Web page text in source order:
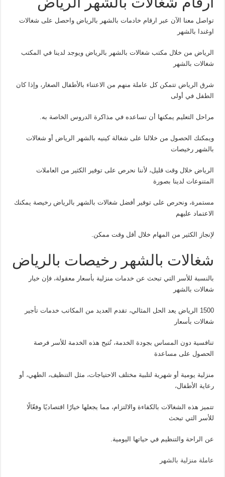
تواصل معنا الآن عبر ارقام خادمات بالشهر بالرياض واحصل على شغالات
اوغندا بالشهر
الرياض من خلال مكتب شغالات بالشهر بالرياض ويوجد لدينا في المكتب
شغالات بالشهر
شرق الرياض تتمكن كل عاملة منهم من الاعتناء بالأطفال الصغار، وإذا كان
الطفل في أولى
مراحل التعليم يمكنها أن تساعده في مذاكرة الدروس الخاصة به.
ويمكنك الحصول من خلالنا على شغالة كينيه بالشهر الرياض أو شغالات
بالشهر رخيصات
الرياض خلال وقت قليل، لأننا نحرص على توفير الكثير من العاملات
المتنوعات لدينا بصورة
مستمرة، ونحرص على توفير أفضل شغالات بالشهر بالرياض رخيصة يمكنك
الاعتماد عليهم
لإنجاز الكثير من المهام خلال أقل وقت ممكن.
شغالات بالشهر رخيصات بالرياض
بالنسبة للأسر التي تبحث عن خدمات منزلية بأسعار معقولة، فإن خيار
شغالات بالشهر
1500 الرياض يعد الحل المثالي، تقدم العديد من المكاتب خدمات تأجير
شغالات بأسعار
تنافسية دون المساس بجودة الخدمة، تُتيح هذه الخدمة للأسر فرصة
الحصول على مساعدة
منزلية يومية أو شهرية لتلبية مختلف الاحتياجات، مثل التنظيف، الطهي، أو
رعاية الأطفال،
تتميز هذه الشغالات بالكفاءة والالتزام، مما يجعلها خيارًا اقتصاديًا وفعّالًا
للأسر التي تبحث
عن الراحة والتنظيم في حياتها اليومية.
عاملة منزلية بالشهر